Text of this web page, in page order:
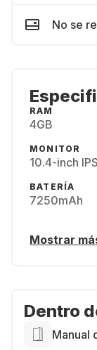
No se
RAM
4GB
MONITOR
10.4-inch
BATERÍA
7250mAh
Mostrar
Dentro
Manual